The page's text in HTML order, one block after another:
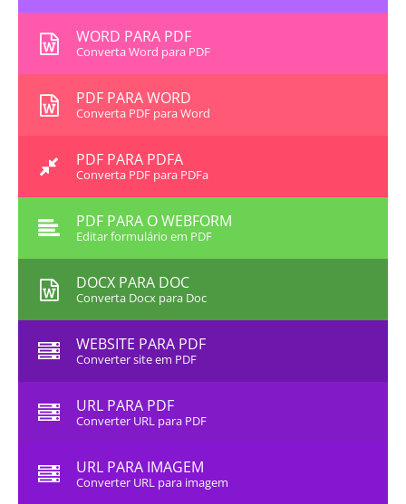
WORD PARA PDF
Converta Word para PDF
PDF PARA WORD
Converta PDF para Word
PDF PARA PDFA
Converta PDF para PDFa
PDF PARA O WEBFORM
Editar formulário em PDF
DOCX PARA DOC
Converta Docx para Doc
WEBSITE PARA PDF
Converter site em PDF
URL PARA PDF
Converter URL para PDF
URL PARA IMAGEM
Converter URL para imagem